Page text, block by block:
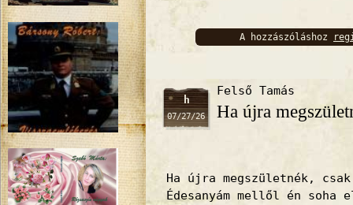
A hozzászóláshoz
h
07/27/26
Felső Tamás
Ha újra
Ha újra megszületnék,
Édesanyám mellől én soha